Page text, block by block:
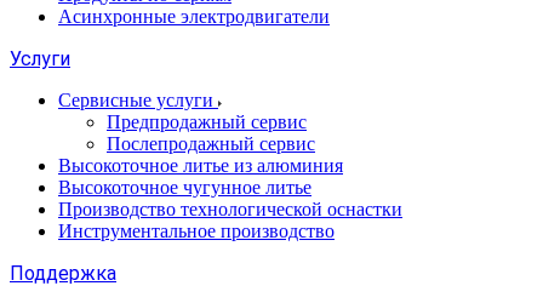
Асинхронные электродвигатели
Услуги
Сервисные услуги
Предпродажный сервис
Послепродажный сервис
Высокоточное литье из алюминия
Высокоточное чугунное литье
Производство технологической оснастки
Инструментальное производство
Поддержка